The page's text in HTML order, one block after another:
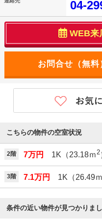
04-
WEB来
こちらの物件の空室状況
2階 7万円 1K（23.18ｍ2
3階 7.1万円 1K（26.49ｍ
条件の近い物件が見つかりま